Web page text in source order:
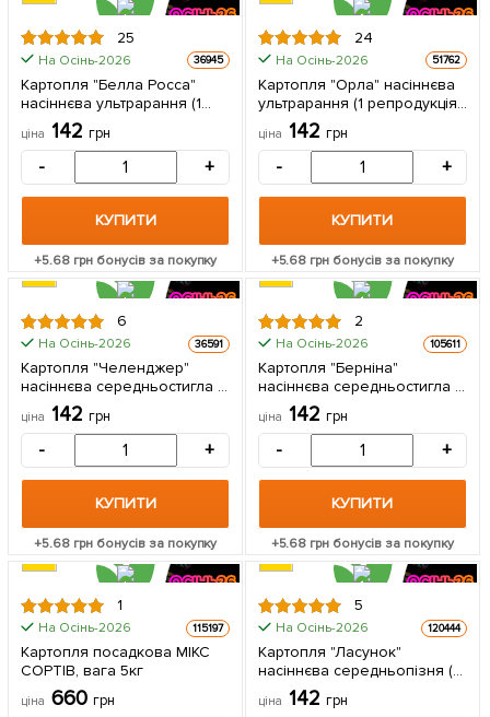
ЦІНА ЗА
1кг
25
На Осінь-2026 36945
Картопля "Белла Росса"
насіннєва ультрарання (1
репродукція) 1кг
ціна 142грн
- +
КУПИТИ
+5.68 грн бонусів за покупку
ЦІНА ЗА
1кг
24
На Осінь-2026 51762
Картопля "Орла" насіннєва
ультрарання (1 репродукція)
ціна 142 грн
- +
КУПИТИ
+5.68 грн бонусів за покупку
ЦІНА ЗА
6
На Осінь-2026 36591
Картопля "Челенджер"
насіннєва середньостигла (1
репродукція) 1кг
ціна 142грн
- +
КУПИТИ
+5.68 грн бонусів за покупку
ЦІНА ЗА
2
На Осінь-2026 105611
Картопля "Берніна"
насіннєва середньостигла (1
репродукція) 1кг
ціна 142 грн
- +
КУПИТИ
+5.68 грн бонусів за покупку
ЦІНА ЗА
5кг
1
На Осінь-2026 115197
Картопля посадкова МІКС
СОРТІВ, вага 5кг
ціна 660грн
ЦІНА ЗА
1кг
5
На Осінь-2026 120444
Картопля "Ласунок"
насіннєва середньопізня (1
репродукція) 1кг
ціна 142 грн